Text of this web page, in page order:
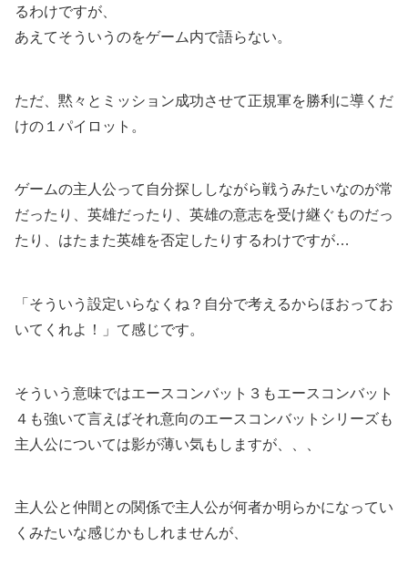
るわけですが、
あえてそういうのをゲーム内で語らない。
ただ、黙々とミッション成功させて正規軍を勝利に導くだ
けの１パイロット。
ゲームの主人公って自分探ししながら戦うみたいなのが常
だったり、英雄だったり、英雄の意志を受け継ぐものだっ
たり、はたまた英雄を否定したりするわけですが…
「そういう設定いらなくね？自分で考えるからほおってお
いてくれよ！」て感じです。
そういう意味ではエースコンバット３もエースコンバット
４も強いて言えばそれ意向のエースコンバットシリーズも
主人公については影が薄い気もしますが、、、
主人公と仲間との関係で主人公が何者か明らかになってい
くみたいな感じかもしれませんが、